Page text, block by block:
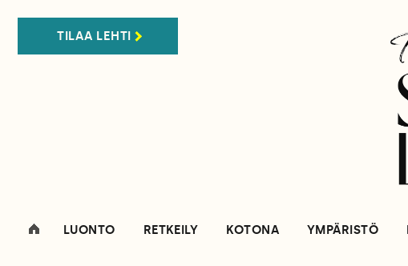
TILAA LEHTI
LUONTO RETKEILY KOTONA YMPÄRISTÖ